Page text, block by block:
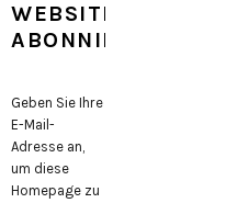
WEBSITE
ABONNIEREN
Geben Sie Ihre
E-Mail-
Adresse an,
um diese
Homepage zu